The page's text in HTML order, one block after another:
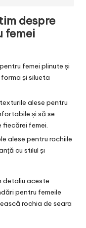
despre
femei
femei plinute și
și silueta
alese pentru
și să se
fiecărei femei.
alese pentru rochiile
cu stilul și
detaliu aceste
pentru femeile
rochia de seara